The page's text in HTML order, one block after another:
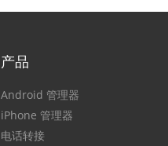
产品
Android 管理器
iPhone 管理器
电话转接